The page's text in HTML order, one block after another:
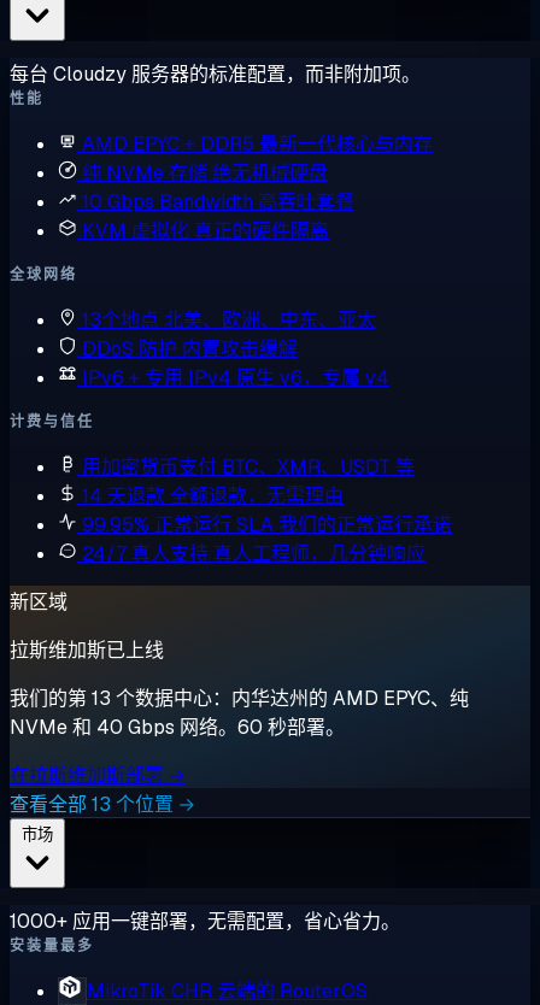
每台 Cloudzy 服务器的标准配置，而非附加项。
性能
AMD EPYC + DDR5 最新一代核心与内存
纯 NVMe 存储绝无机械硬盘
10 Gbps Bandwidth 高吞吐套餐
KVM 虚拟化 真正的硬件隔离
全球网络
13个地点 北美、欧洲、中东、亚太
DDoS 防护 内置攻击缓解
IPv6 + 专用 IPv4 原生 v6，专属 v4
计费与信任
用加密货币支付 BTC、XMR、USDT 等
14 天退款全额退款，无需理由
99.95% 正常运行 SLA我们的正常运行承诺
24/7 真人支持 真人工程师，几分钟响应
新区域
拉斯维加斯已上线
我们的第 13 个数据中心：内华达州的 AMD EPYC、纯
NVMe 和 40 Gbps 网络。60 秒部署。
在拉斯维加斯部署 →
查看全部 13 个位置 →
1000+ 应用一键部署，无需配置，省心省力。
安装量最多
MikroTik CHR 云端的 RouterOS